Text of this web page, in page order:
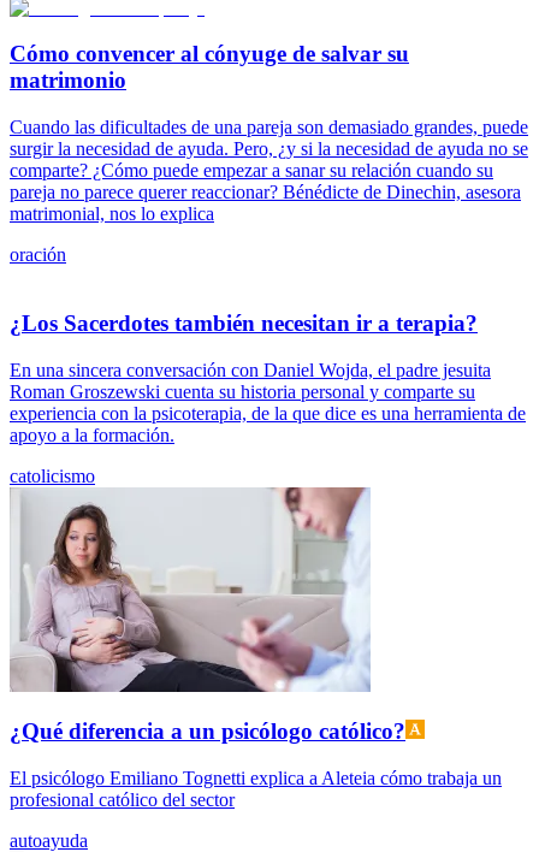
Cómo convencer al cónyuge de salvar su
matrimonio
Cuando las dificultades de una pareja son demasiado grandes, puede
surgir la necesidad de ayuda. Pero, ¿y si la necesidad de ayuda no se
comparte? ¿Cómo puede empezar a sanar su relación cuando su
pareja no parece querer reaccionar? Bénédicte de Dinechin, asesora
matrimonial, nos lo explica
oración
¿Los Sacerdotes también necesitan ir a terapia?
En una sincera conversación con Daniel Wojda, el padre jesuita
Roman Groszewski cuenta su historia personal y comparte su
experiencia con la psicoterapia, de la que dice es una herramienta de
apoyo a la formación.
catolicismo
¿Qué diferencia a un psicólogo católico?
El psicólogo Emiliano Tognetti explica a Aleteia cómo trabaja un
profesional católico del sector
autoayuda